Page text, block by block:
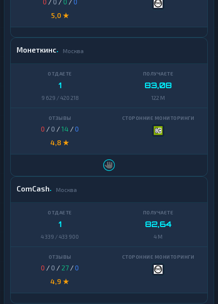
0 / 0 / 0 / 0
5,0 ★
Монеткинс Москва
1
9 629 / 420 218
83,08
122 M
0 / 0 /14 /0
4,8 ★
ComCash Москва
1
4 339 / 433 900
82,64
4 M
0 / 0 / 27 /0
4,9 ★